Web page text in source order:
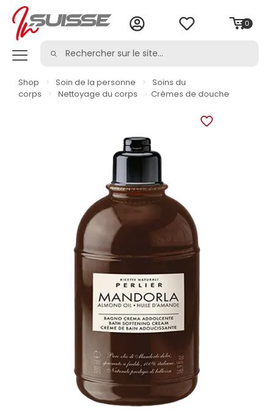
0
Shop > Soin de la personne >
Soins du
corps
> Nettoyage du corps > Crèmes de douche